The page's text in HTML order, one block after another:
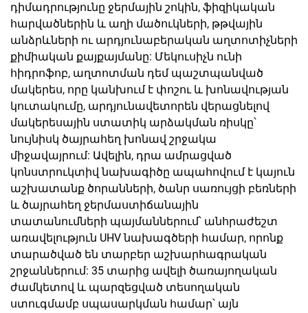
դիմադրությունը ջերմային շոկին, ֆիզիկական
հարվածներին և աղի մածուկների, թթվային
անձրևների ու արդյունաբերական աղտոտիչների
քիմիական քայքայմանը: Մեկուսիչն ունի
հիդրոֆոբ, աղտոտման դեմ պաշտպանված
մակերես, որը կանխում է փոշու և խոնավության
կուտակումը, արդյունավետորեն վերացնելով
մակերեսային ստատիկ արձակման ռիսկը՝
նույնիսկ ծայրահեղ խոնավ շրջակա
միջավայրում: Ավելին, դրա ամրացված
կոնստրուկտիվ նախագիծը ապահովում է կայուն
աշխատանք ծորանների, ծանր սառույցի բեռների
և ծայրահեղ ջերմաստիճանային
տատանումների պայմաններում՝ անհրաժեշտ
առավելություն UHV նախագծերի համար, որոնք
տարածված են տարբեր աշխարհագրական
շրջաններում: 35 տարից ավելի ծառայողական
ժամկետով և պարզեցված տեսողական
ստուգմամբ սպասարկման համար՝ այն